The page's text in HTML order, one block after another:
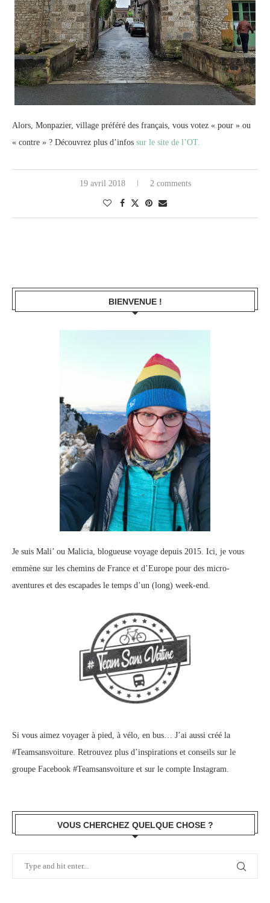
Alors, Monpazier, village préféré des français, vous votez « pour » ou
« contre » ? Découvrez plus d’infos sur le site de l’OT.
19 avril 2018 2 comments
BIENVENUE !
Je suis Mali’ ou Malicia, blogueuse voyage depuis 2015. Ici, je vous
emmène sur les chemins de France et d’Europe pour des micro-
aventures et des escapades le temps d’un (long) week-end.
Si vous aimez voyager à pied, à vélo, en bus… J’ai aussi créé la
#Teamsansvoiture. Retrouvez plus d’inspirations et conseils sur le
groupe Facebook #Teamsansvoiture et sur le compte Instagram.
VOUS CHERCHEZ QUELQUE CHOSE ?